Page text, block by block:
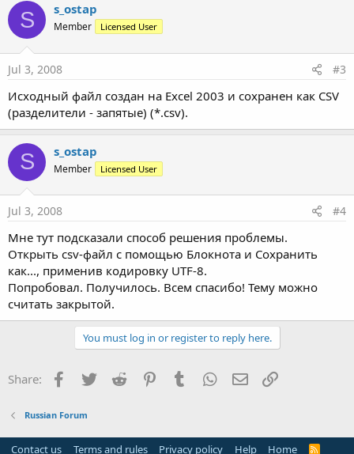
S s_ostap
Member Licensed User
Jul 3, 2008 #3
Исходный файл создан на Excel 2003 и сохранен как CSV
(разделители - запятые) (*.csv).
S s_ostap
Member Licensed User
Jul 3, 2008 #4
Мне тут подсказали способ решения проблемы.
Открыть csv-файл с помощью Блокнота и Сохранить
как..., применив кодировку UTF-8.
Попробовал. Получилось. Всем спасибо! Тему можно
считать закрытой.
You must log in or register to reply here.
Share: Facebook
Twitter Reddit PinterestTumblr WhatsApp
Email
Russian Forum
Contact us Terms and rules Privacy policy Help Home R